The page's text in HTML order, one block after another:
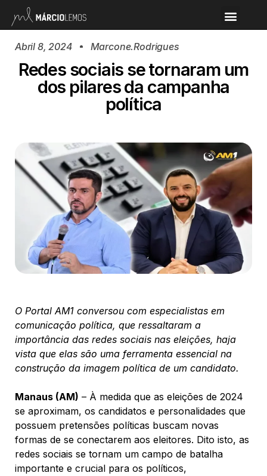
Abril 8, 2024 Marcone.rodrigues
Redes sociais se tornaram um
dos pilares da campanha
política
O Portal AM1 conversou com especialistas em
comunicação política, que ressaltaram a
importância das redes sociais nas eleições, haja
vista que elas são uma ferramenta essencial na
construção da imagem política de um candidato.
Manaus (AM) – À medida que as eleições de 2024
se aproximam, os candidatos e personalidades que
possuem pretensões políticas buscam novas
formas de se conectarem aos eleitores. Dito isto, as
redes sociais se tornam um campo de batalha
importante e crucial para os políticos,